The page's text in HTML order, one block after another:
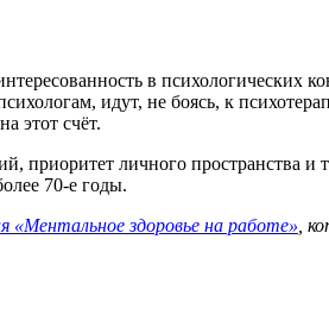
в психологических
идут, не боясь, к
этот счёт.
приоритет личного пространства и
70-е годы.
«Ментальное здоровье на работе» ,